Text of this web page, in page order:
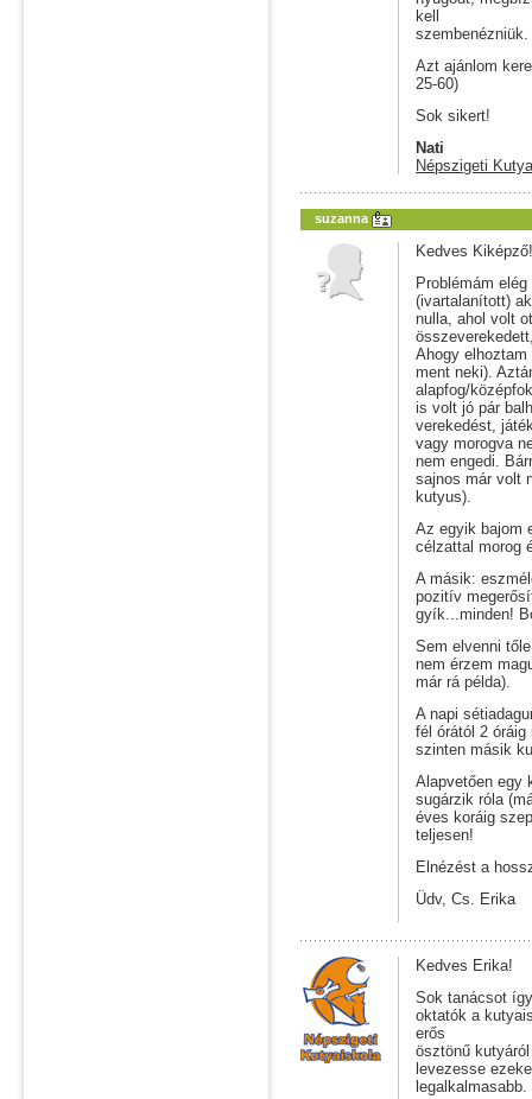
kell
szembenézniük.
Azt ajánlom
25-60)
Sok sikert!
Nati
Népszigeti
suzanna
Kedves Kiképző!
Problémám
(ivartalanított)
nulla, ahol volt
Ahogy
ment neki).
alapfog/
is volt jó pár
verekedést,
vagy morogva
nem engedi.
sajnos már volt
kutyus).
Az egyik bajom
célzattal morog
A másik:
pozitív
gyík...minden!
Sem elvenni
nem érzem
már rá példa).
A napi
fél órától 2
szinten másik
Alapvetően egy
sugárzik róla
éves koráig
teljesen!
Elnézést a
Üdv, Cs. Erika
Kedves Erika!
Sok tanácsot
oktatók a
erős
ösztönű
levezesse
legalkalmasabb.